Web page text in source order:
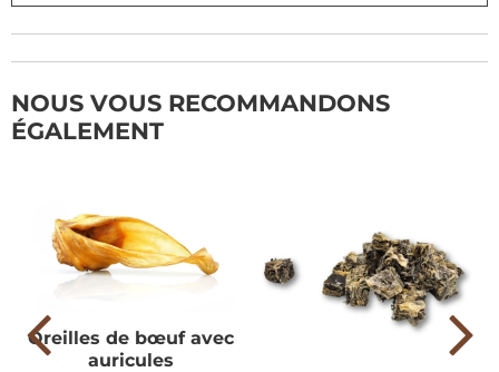
NOUS VOUS RECOMMANDONS
ÉGALEMENT
Oreilles de bœuf avec
auricules